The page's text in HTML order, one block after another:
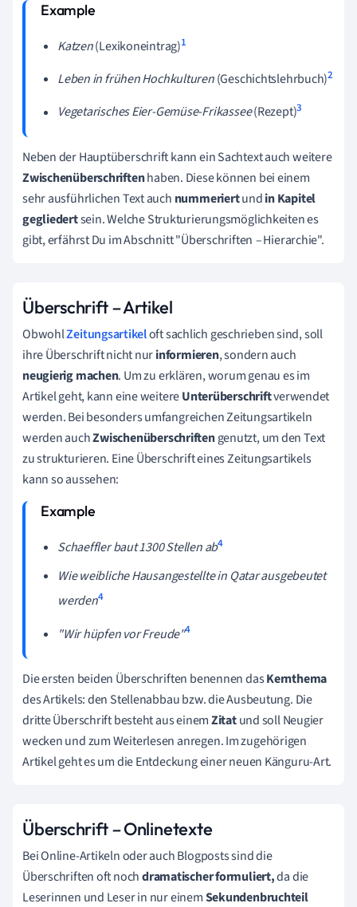
Katzen(Lexikoneintrag)1
Leben in frühen Hochkulturen(Geschichtslehrbuch)2
Vegetarisches Eier-Gemüse-Frikassee(Rezept)3
Neben der Hauptüberschrift kann ein Sachtext auch weitere
Zwischenüberschriftenhaben. Diese können bei einem
sehr ausführlichen Text auch nummeriertundin Kapitel
gegliedertsein. Welche Strukturierungsmöglichkeiten es
gibt, erfährst Du im Abschnitt "Überschriften –Hierarchie".
Überschrift–Artikel
ObwohlZeitungsartikeloft sachlich geschrieben sind, soll
ihre Überschrift nicht nurinformieren, sondern auch
neugierig machen. Um zu erklären, worum genau es im
Artikel geht, kann eine weitereUnterüberschriftverwendet
werden. Bei besonders umfangreichen Zeitungsartikeln
werden auchZwischenüberschriftengenutzt, um den Text
zu strukturieren. Eine Überschrift eines Zeitungsartikels
kann so aussehen:
Schaeffler baut 1300 Stellen ab4
Wie weibliche Hausangestellte in Qatar ausgebeutet
werden4
"Wir hüpfen vor Freude"4
Die ersten beiden Überschriften benennen dasKernthema
des Artikels: den Stellenabbau bzw. die Ausbeutung. Die
dritte Überschrift besteht aus einemZitatund soll Neugier
wecken und zum Weiterlesen anregen. Im zugehörigen
Artikel geht es um die Entdeckung einer neuen Känguru-Art.
Überschrift–Onlinetexte
Bei Online-Artikeln oder auch Blogposts sind die
Überschriften oft nochdramatischer formuliert,da die
Leserinnen und Leser in nur einemSekundenbruchteil